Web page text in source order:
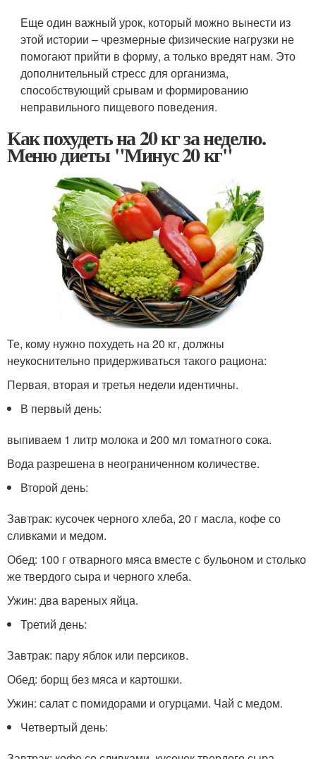
Еще один важный урок, который можно вынести из
этой истории – чрезмерные физические нагрузки не
помогают прийти в форму, а только вредят нам. Это
дополнительный стресс для организма,
способствующий срывам и формированию
неправильного пищевого поведения.
Как похудеть на 20 кг за неделю.
Меню диеты "Минус 20 кг"
Те, кому нужно похудеть на 20 кг, должны
неукоснительно придерживаться такого рациона:
Первая, вторая и третья недели идентичны.
В первый день:
выпиваем 1 литр молока и 200 мл томатного сока.
Вода разрешена в неограниченном количестве.
Второй день:
Завтрак: кусочек черного хлеба, 20 г масла, кофе со
сливками и медом.
Обед: 100 г отварного мяса вместе с бульоном и столько
же твердого сыра и черного хлеба.
Ужин: два вареных яйца.
Третий день:
Завтрак: пару яблок или персиков.
Обед: борщ без мяса и картошки.
Ужин: салат с помидорами и огурцами. Чай с медом.
Четвертый день: